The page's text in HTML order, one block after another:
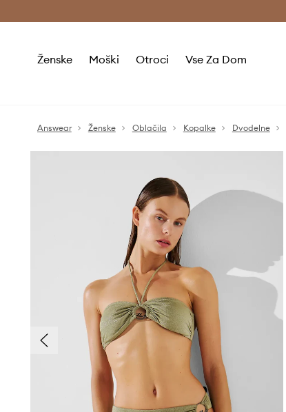
Ženske Moški Otroci Vse Za Dom
Answear Ženske Oblačila Kopalke Dvodelne